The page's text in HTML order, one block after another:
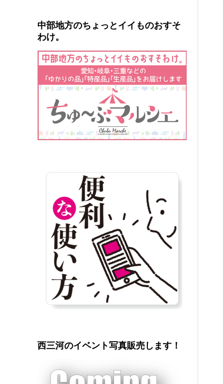
中部地方のちょっとイイものおすそ
わけ。
西三河のイベント写真販売します！